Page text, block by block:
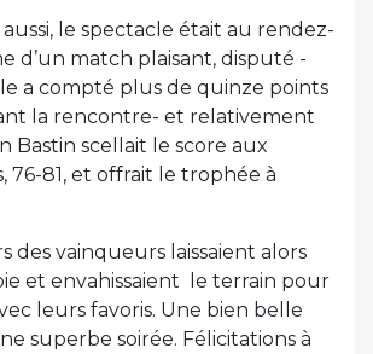
le spectacle était au rendez-
d’un match plaisant, disputé -
a compté plus de quinze points
la rencontre- et relativement
Bastin scellait le score aux
76-81, et offrait le trophée à
des vainqueurs laissaient alors
et envahissaient le terrain pour
leurs favoris. Une bien belle
superbe soirée. Félicitations à